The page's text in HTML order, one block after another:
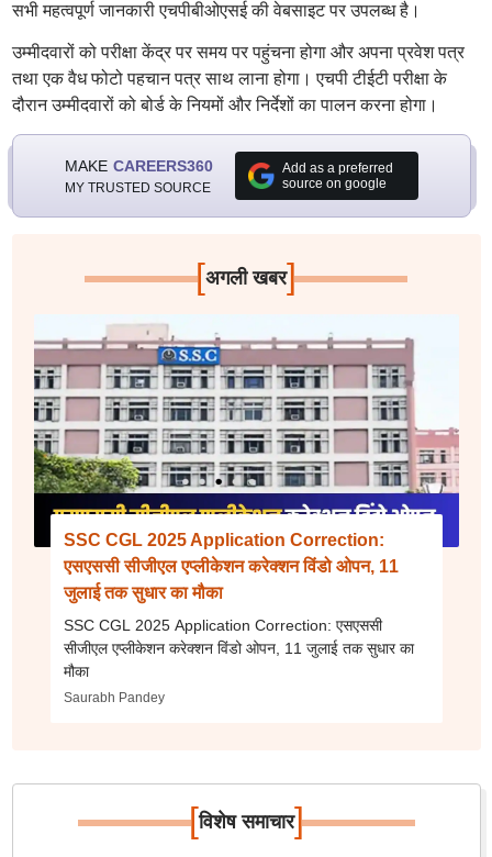
सभी महत्वपूर्ण जानकारी एचपीबीओएसई की वेबसाइट पर उपलब्ध है।
उम्मीदवारों को परीक्षा केंद्र पर समय पर पहुंचना होगा और अपना प्रवेश पत्र
तथा एक वैध फोटो पहचान पत्र साथ लाना होगा। एचपी टीईटी परीक्षा के
दौरान उम्मीदवारों को बोर्ड के नियमों और निर्देशों का पालन करना होगा।
MAKE CAREERS360
MY TRUSTED SOURCE
Add as a preferred
source on google
[अगली खबर]
SSC CGL 2025 Application Correction:
एसएससी सीजीएल एप्लीकेशन करेक्शन विंडो ओपन, 11
जुलाई तक सुधार का मौका
SSC CGL 2025 Application Correction: एसएससी
सीजीएल एप्लीकेशन करेक्शन विंडो ओपन, 11 जुलाई तक सुधार का
मौका
Saurabh Pandey
[विशेष समाचार]